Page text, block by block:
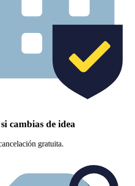
cambias de idea
gratuita.